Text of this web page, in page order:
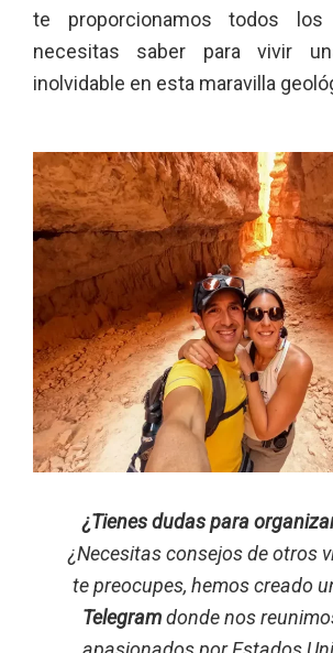
te proporcionamos todos los
necesitas saber para vivir
inolvidable en esta maravilla
¿Tienes dudas para
¿Necesitas consejos de otros
te preocupes, hemos creado
Telegramdonde nos